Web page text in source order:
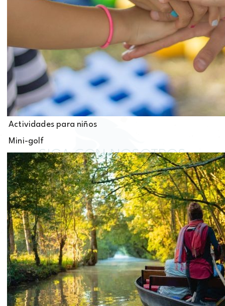
Actividades para niños
Mini-golf
Reservar sin alojamiento
SIGA CON NOSOTROS
El Domaine Mélusine, situado en Les Épesses, en
la Vendée, está abierto